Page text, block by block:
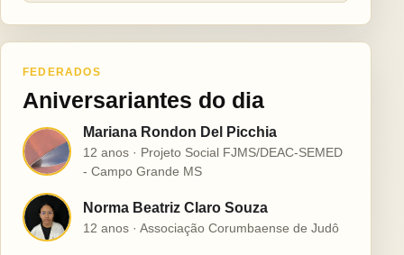
FEDERADOS
Aniversariantes do dia
M
Mariana Rondon Del Picchia
12 anos · Projeto Social FJMS/DEAC-SEMED
- Campo Grande MS
N Norma Beatriz Claro Souza
12 anos · Associação Corumbaense de Judô